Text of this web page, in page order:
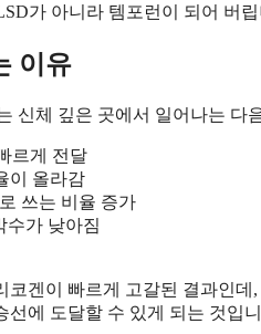
가 아니라 템포런이 되어 버
이유
신체 깊은 곳에서 일어나는 다
르게 전달
이 올라감
쓰는 비율 증가
가 낮아짐
코겐이 빠르게 고갈된 결과인
선에 도달할 수 있게 되는 것입